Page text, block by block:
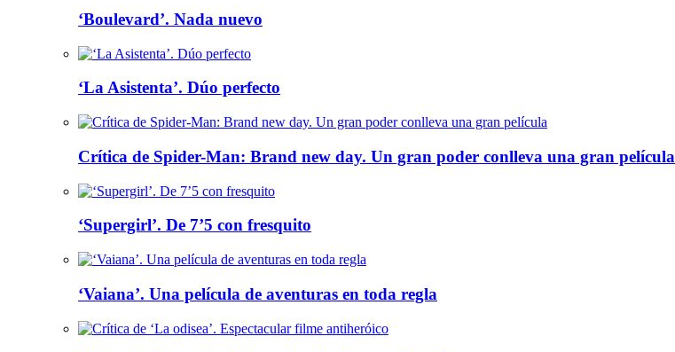
‘Boulevard’. Nada nuevo
‘La Asistenta’. Dúo perfecto
Crítica de Spider-Man: Brand new day. Un gran poder conlleva una gran película
‘Supergirl’. De 7’5 con fresquito
‘Vaiana’. Una película de aventuras en toda regla